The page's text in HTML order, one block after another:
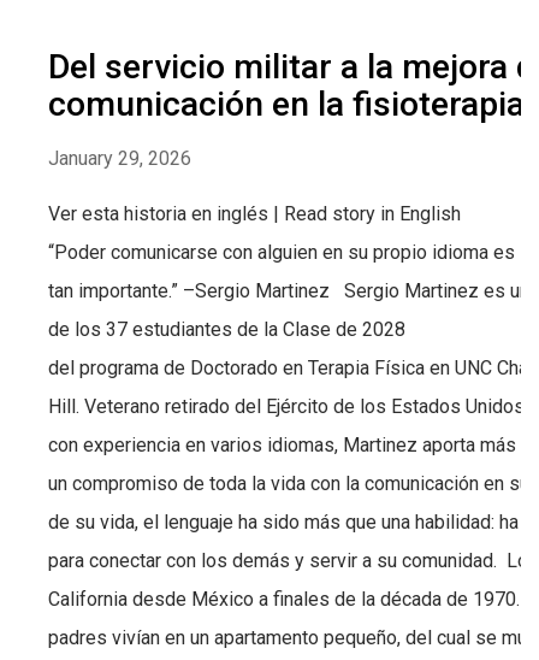
Del servicio militar a la mejora
comunicación en la fisioterapia
January 29, 2026
Ver esta historia en inglés | Read story in English
“Poder comunicarse con alguien en su propio idioma es
tan importante.” –Sergio Martinez Sergio Martinez es uno
de los 37 estudiantes de la Clase de 2028
del programa de Doctorado en Terapia Física en UNC
Hill. Veterano retirado del Ejército de los Estados
con experiencia en varios idiomas, Martinez aporta más
un compromiso de toda la vida con la comunicación en
de su vida, el lenguaje ha sido más que una habilidad: ha
para conectar con los demás y servir a su comunidad.
California desde México a finales de la década de 1970.
padres vivían en un apartamento pequeño, del cual se